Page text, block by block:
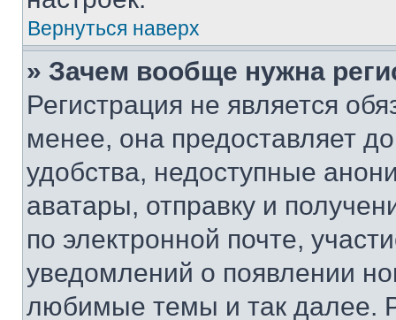
Вернуться наверх
» Зачем вообще нужна
Регистрация не является
менее, она предоставляет
удобства, недоступные
аватары, отправку и
по электронной почте,
уведомлений о появлении
любимые темы и так далее.